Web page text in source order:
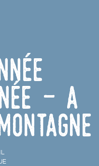
- À